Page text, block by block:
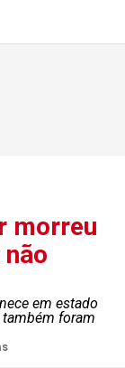
morreu
em estado
foram